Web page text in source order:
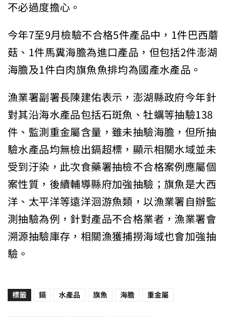
不必過度擔心。
今年7至9月檢驗不合格5件產品中，1件巴西蘑
菇、1件馬糞海膽為進口產品，但包括2件澎湖
海膽及1件白肉旗魚魚排均為國產水產品。
漁業署副署長陳建佑表示，澎湖縣政府今年針
對其沿海水產品包括石斑魚、牡蠣等抽驗138
件、監測重金屬含量，雖未抽驗海膽，但所抽
驗水產品均無檢出鎘超標，顯示相關水域並未
受到汙染，此次食藥署抽檢不合格案例應屬個
案性質，後續輔導縣府加強抽驗；旗魚是大西
洋、太平洋等遠洋洄游魚類，以漁業署自辦監
測抽驗為例，針對產品不合格業者，漁業署會
溯源抽驗庫存，相關漁獲捕撈海域也會加強抽
驗。
標籤 鎘 水產品 旗魚 海膽 重金屬